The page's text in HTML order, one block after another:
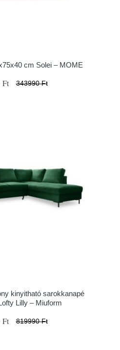
cm Solei – MOME
Ft 343990 Ft
kinyitható sarokkanapé
Lilly – Miuform
Ft 819990 Ft